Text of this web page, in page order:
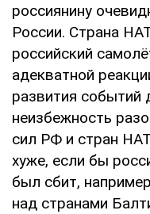
россиянину
России. Страна
российский
адекватной
развития событий
неизбежность
сил РФ и стран
хуже, если бы
был сбит,
над странами